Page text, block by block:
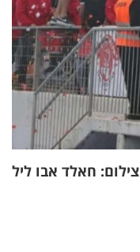
צילום: חאלד אבו ליל